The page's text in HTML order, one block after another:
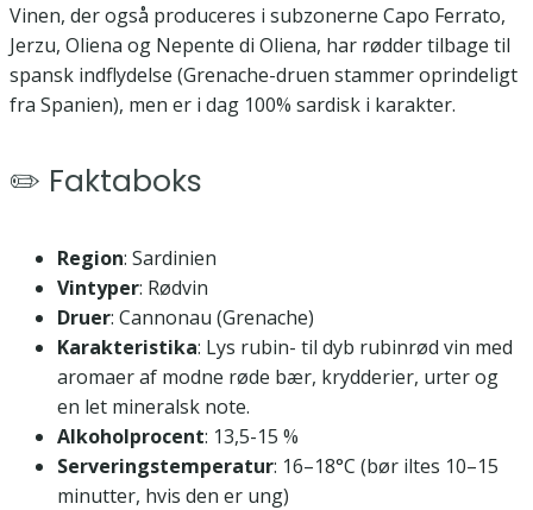
Vinen, der også produceres i subzonerne Capo Ferrato,
Jerzu, Oliena og Nepente di Oliena, har rødder tilbage til
spansk indflydelse (Grenache-druen stammer oprindeligt
fra Spanien), men er i dag 100% sardisk i karakter.
✏️ Faktaboks
Region: Sardinien
Vintyper: Rødvin
Druer: Cannonau (Grenache)
Karakteristika: Lys rubin- til dyb rubinrød vin med
aromaer af modne røde bær, krydderier, urter og
en let mineralsk note.
Alkoholprocent: 13,5-15 %
Serveringstemperatur: 16–18°C (bør iltes 10–15
minutter, hvis den er ung)